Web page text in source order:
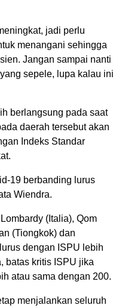
jadi perlu
menangani sehingga
Jangan sampai nanti
sepele, lupa kalau ini
berlangsung pada saat
daerah tersebut akan
Indeks Standar
19 berbanding lurus
Wiendra.
(Italia), Qom
(Tiongkok) dan
dengan ISPU lebih
batas kritis ISPU jika
atau sama dengan 200.
menjalankan seluruh